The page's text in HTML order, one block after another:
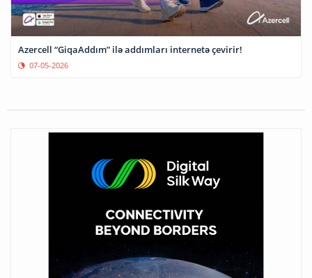
Azercell “GiqaAddım” ilə addımları internetə çevirir!
07-05-2026